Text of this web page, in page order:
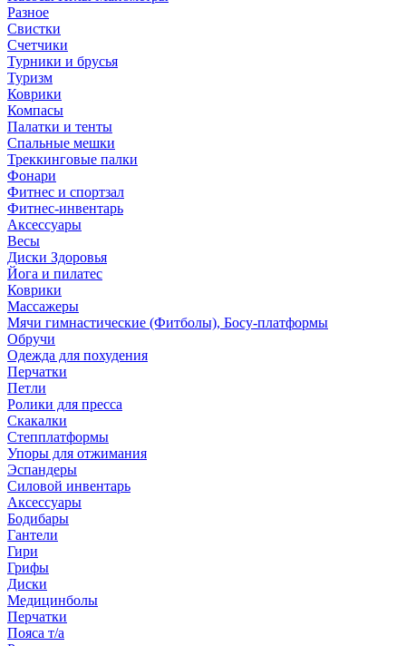
Разное
Свистки
Счетчики
Турники и брусья
Туризм
Коврики
Компасы
Палатки и тенты
Спальные мешки
Треккинговые палки
Фонари
Фитнес и спортзал
Фитнес-инвентарь
Аксессуары
Весы
Диски Здоровья
Йога и пилатес
Коврики
Массажеры
Мячи гимнастические (Фитболы), Босу-платформы
Обручи
Одежда для похудения
Перчатки
Петли
Ролики для пресса
Скакалки
Степплатформы
Упоры для отжимания
Эспандеры
Силовой инвентарь
Аксессуары
Бодибары
Гантели
Гири
Грифы
Диски
Медицинболы
Перчатки
Пояса т/а